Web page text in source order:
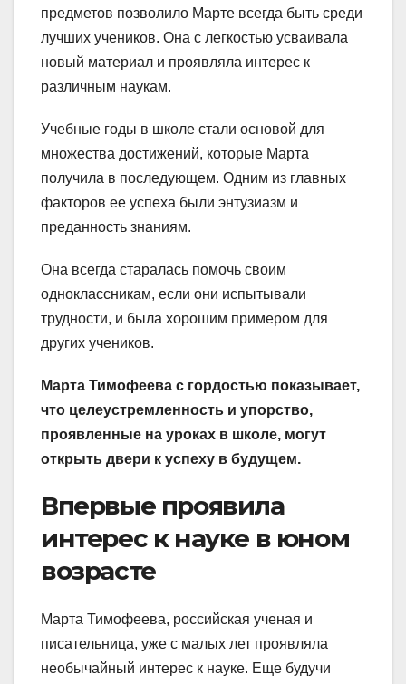
предметов позволило Марте всегда быть среди
лучших учеников. Она с легкостью усваивала
новый материал и проявляла интерес к
различным наукам.
Учебные годы в школе стали основой для
множества достижений, которые Марта
получила в последующем. Одним из главных
факторов ее успеха были энтузиазм и
преданность знаниям.
Она всегда старалась помочь своим
одноклассникам, если они испытывали
трудности, и была хорошим примером для
других учеников.
Марта Тимофеева с гордостью показывает,
что целеустремленность и упорство,
проявленные на уроках в школе, могут
открыть двери к успеху в будущем.
Впервые проявила
интерес к науке в юном
возрасте
Марта Тимофеева, российская ученая и
писательница, уже с малых лет проявляла
необычайный интерес к науке. Еще будучи